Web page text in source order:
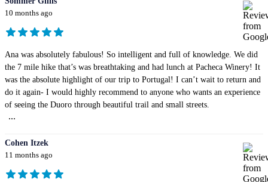
10 months ago
Ana was absolutely fabulous! So intelligent and full of knowledge. We did
the 7 mile hike that’s was breathtaking and had lunch at Pacheca Winery! It
was the absolute highlight of our trip to Portugal! I can’t wait to return and
do it again- I would highly recommend to anyone who wants an experience
of seeing the Duoro through beautiful trail and small streets.
...
Cohen Itzek
11 months ago